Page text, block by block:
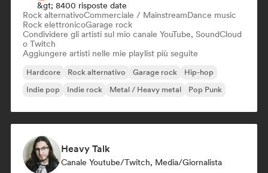
&gt; 8400 risposte date
Rock alternativoCommerciale / MainstreamDance music
Rock elettronicoGarage rock
Condividere gli artisti sul mio canale YouTube, SoundCloud
o Twitch
Aggiungere artisti nelle mie playlist più seguite
Hardcore Rock alternativo Garage rock
Hip-hop
Indie pop
Indie rock Metal / Heavy metal Pop Punk
Heavy Talk
Canale Youtube/Twitch, Media/Giornalista